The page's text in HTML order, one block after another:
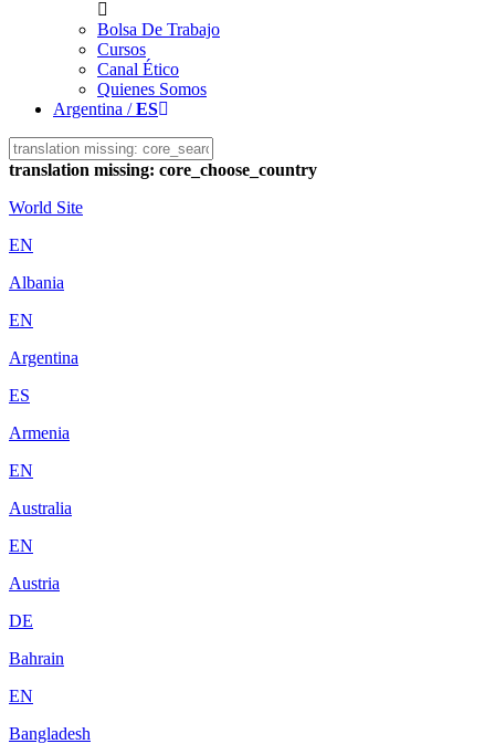
Bolsa De Trabajo
Cursos
Canal Ético
Quienes Somos
Argentina /ES
translation missing: core_choose_country
World Site
EN
Albania
EN
Argentina
ES
Armenia
EN
Australia
EN
Austria
DE
Bahrain
EN
Bangladesh